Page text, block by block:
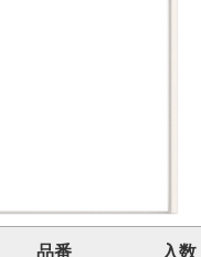
品番 入数